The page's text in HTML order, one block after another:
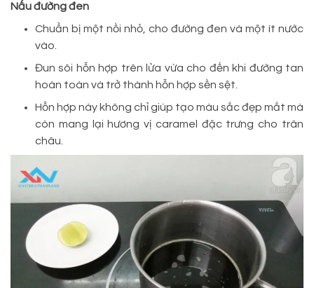
Nấu đường đen
Chuẩn bị một nồi nhỏ, cho đường đen và một ít nước
vào.
Đun sôi hỗn hợp trên lửa vừa cho đến khi đường tan
hoàn toàn và trở thành hỗn hợp sền sệt.
Hỗn hợp này không chỉ giúp tạo màu sắc đẹp mắt mà
còn mang lại hương vị caramel đặc trưng cho trân
châu.